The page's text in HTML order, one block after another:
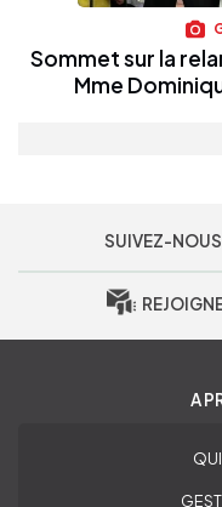
Sommet sur la
Mme
SUIVEZ-NOUS
A